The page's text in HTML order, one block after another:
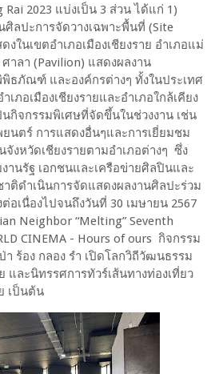
Rai 2023 แบ่งเป็น 3 ส่วน ได้แก่ 1)
ลปะการจัดวางเฉพาะพื้นที่ (Site
ในเขตอำเภอเมืองเชียงราย อำเภอแม่
าลา (Pavilion) แสดงผลงาน
ธภัณฑ์ และองค์กรต่างๆ ทั้งในประเทศ
เภอเมืองเชียงรายและอำเภอใกล้เคียง
นกิจกรรมพิเศษที่จัดขึ้นในช่วงงาน เช่น
นตร์ การแสดงอื่นๆและการเยี่ยมชม
งหวัดเชียงรายตามอำเภอต่างๆ ซึ่ง
านรัฐ เอกชนและเครือข่ายศิลปินและ
ติดำเนินการจัดแสดงผลงานศิลปะร่วม
อเนื่องไปจนถึงวันที่ 30 เมษายน 2567
Neighbor “Melting” Seventh
CINEMA - Hours of ours กิจกรรม
ร้อง กลอง รำ เปิดโลกวิถีวัฒนธรรม
และนิทรรศการทัวร์เส้นทางท่องเที่ยว
เป็นต้น